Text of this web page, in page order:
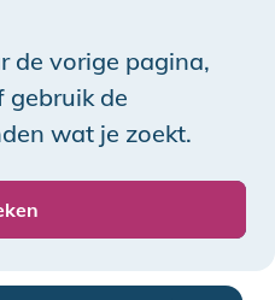
de vorige pagina,
gebruik de
wat je zoekt.